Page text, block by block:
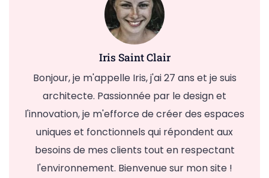
Iris Saint Clair
Bonjour, je m'appelle Iris, j'ai 27 ans et je suis
architecte. Passionnée par le design et
l'innovation, je m'efforce de créer des espaces
uniques et fonctionnels qui répondent aux
besoins de mes clients tout en respectant
l'environnement. Bienvenue sur mon site !